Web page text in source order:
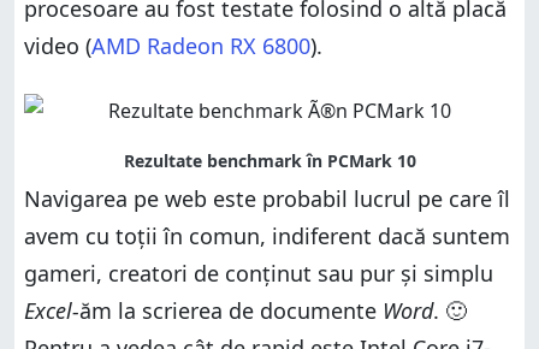
procesoare au fost testate folosind o altă placă
video (AMD Radeon RX 6800).
Navigarea pe web este probabil lucrul pe care îl
avem cu toții în comun, indiferent dacă suntem
gameri, creatori de conținut sau pur și simplu
Excel-ăm la scrierea de documente Word. 🙂